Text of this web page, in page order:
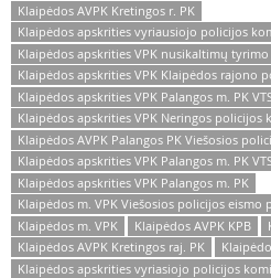
Klaipėdos AVPK Kretingos r. PK
Klaipėdos apskrities vyriausiojo policijos
Klaipėdos apskrities VPK nusikaltimų
Klaipėdos apskrities VPK Klaipėdos rajono
Klaipėdos apskrities VPK Palangos m. PK
Klaipėdos apskrities VPK Neringos policijos
Klaipėdos AVPK Palangos PK Viešosios
Klaipėdos apskrities VPK Palangos m. PK
Klaipėdos apskrities VPK Palangos m. PK
Klaipėdos m. VPK Viešosios policijos eismo
Klaipėdos m. VPK
Klaipėdos AVPK KPB
Klaipėdos AVPK Kretingos raj. PK
Klaipėdos apskrities vyriasiojo policijos